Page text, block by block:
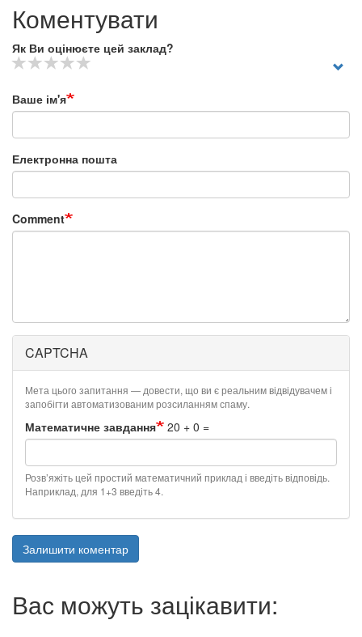
Коментувати
Як Ви оцінюєте цей заклад?
Ваше ім'я
Електронна пошта
Comment
CAPTCHA
Мета цього запитання — довести, що ви є реальним відвідувачем і
запобігти автоматизованим розсиланням спаму.
Математичне завдання 20 + 0 =
Розв’яжіть цей простий математичний приклад і введіть відповідь.
Наприклад, для 1+3 введіть 4.
Залишити коментар
Вас можуть зацікавити: